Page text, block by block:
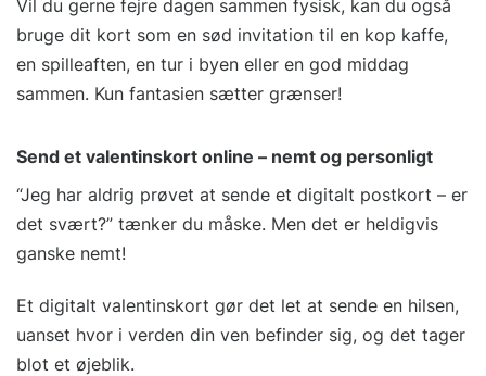
Vil du gerne fejre dagen sammen fysisk, kan du også
bruge dit kort som en sød invitation til en kop kaffe,
en spilleaften, en tur i byen eller en god middag
sammen. Kun fantasien sætter grænser!
Send et valentinskort online – nemt og personligt
“Jeg har aldrig prøvet at sende et digitalt postkort – er
det svært?” tænker du måske. Men det er heldigvis
ganske nemt!
Et digitalt valentinskort gør det let at sende en hilsen,
uanset hvor i verden din ven befinder sig, og det tager
blot et øjeblik.